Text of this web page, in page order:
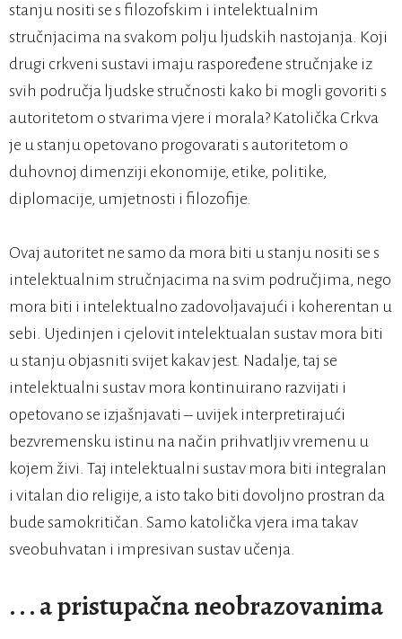
stanju nositi se s filozofskim i intelektualnim
stručnjacima na svakom polju ljudskih nastojanja. Koji
drugi crkveni sustavi imaju raspoređene stručnjake iz
svih područja ljudske stručnosti kako bi mogli govoriti s
autoritetom o stvarima vjere i morala? Katolička Crkva
je u stanju opetovano progovarati s autoritetom o
duhovnoj dimenziji ekonomije, etike, politike,
diplomacije, umjetnosti i filozofije.
Ovaj autoritet ne samo da mora biti u stanju nositi se s
intelektualnim stručnjacima na svim područjima, nego
mora biti i intelektualno zadovoljavajući i koherentan u
sebi. Ujedinjen i cjelovit intelektualan sustav mora biti
u stanju objasniti svijet kakav jest. Nadalje, taj se
intelektualni sustav mora kontinuirano razvijati i
opetovano se izjašnjavati – uvijek interpretirajući
bezvremensku istinu na način prihvatljiv vremenu u
kojem živi. Taj intelektualni sustav mora biti integralan
i vitalan dio religije, a isto tako biti dovoljno prostran da
bude samokritičan. Samo katolička vjera ima takav
sveobuhvatan i impresivan sustav učenja.
. . . a pristupačna neobrazovanima